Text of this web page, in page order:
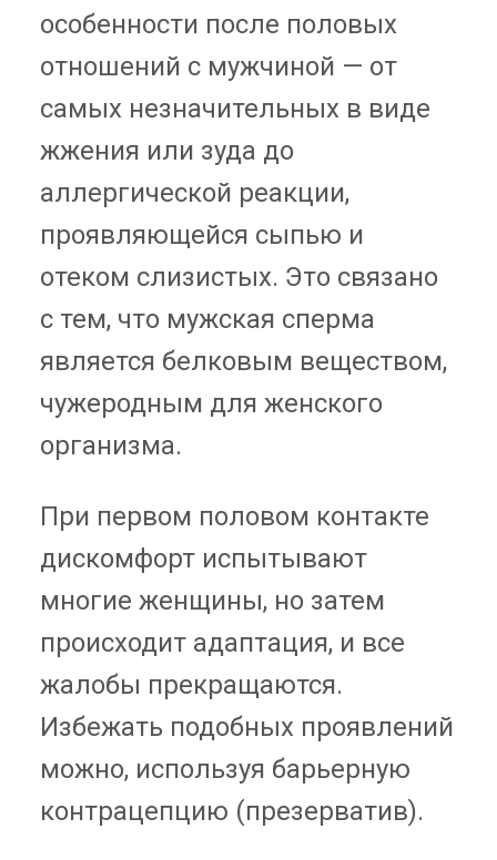
особенности после половых
отношений с мужчиной — от
самых незначительных в виде
жжения или зуда до
аллергической реакции,
проявляющейся сыпью и
отеком слизистых. Это связано
с тем, что мужская сперма
является белковым веществом,
чужеродным для женского
организма.
При первом половом контакте
дискомфорт испытывают
многие женщины, но затем
происходит адаптация, и все
жалобы прекращаются.
Избежать подобных проявлений
можно, используя барьерную
контрацепцию (презерватив).